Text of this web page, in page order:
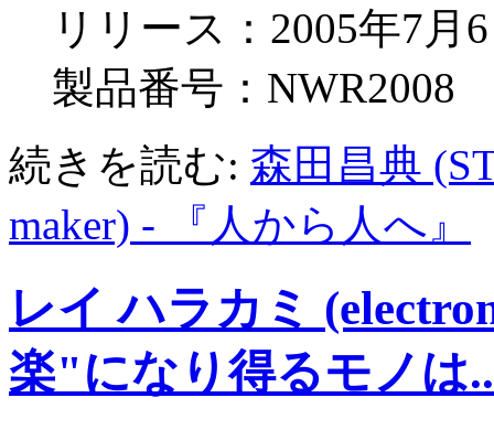
リリース：2005年7月
製品番号：NWR2008
続きを読む: 森田昌典
maker) - 『人から人へ』
レイ ハラカミ
楽"になり得るモノは